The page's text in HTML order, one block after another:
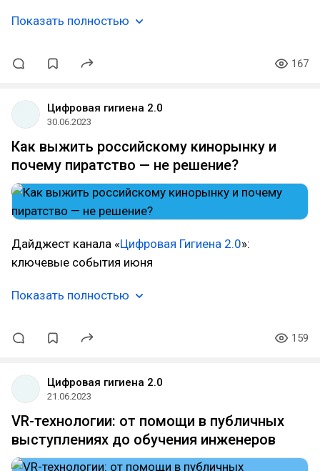
Показать полностью
167
Цифровая гигиена 2.0
30.06.2023
Как выжить российскому кинорынку и
почему пиратство — не решение?
Дайджест канала «Цифровая Гигиена 2.0»:
ключевые события июня
Показать полностью
159
Цифровая гигиена 2.0
21.06.2023
VR-технологии: от помощи в публичных
выступлениях до обучения инженеров